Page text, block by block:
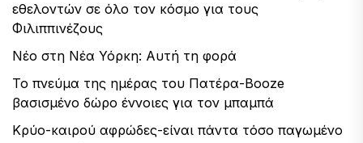
εθελοντών σε όλο τον κόσμο για τους
Φιλιππινέζους
Νέο στη Νέα Υόρκη: Αυτή τη φορά
Το πνεύμα της ημέρας του Πατέρα-Booze
βασισμένο δώρο έννοιες για τον μπαμπά
Κρύο-καιρού αφρώδες-είναι πάντα τόσο παγωμένο